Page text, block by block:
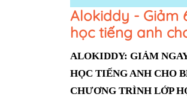
Alokiddy - Giảm
học tiếng anh
ALOKIDDY: GIẢM
HỌC TIẾNG ANH CHO
CHƯƠNG TRÌNH LỚP